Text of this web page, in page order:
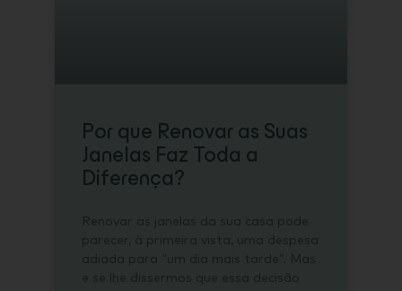
Por que Renovar as Suas
Janelas Faz Toda a
Diferença?